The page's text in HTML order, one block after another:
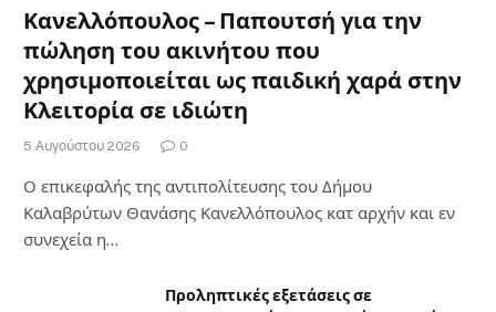
Κανελλόπουλος – Παπουτσή για την
πώληση του ακινήτου που
χρησιμοποιείται ως παιδική χαρά στην
Κλειτορία σε ιδιώτη
5 Αυγούστου 2026 0
Ο επικεφαλής της αντιπολίτευσης του Δήμου
Καλαβρύτων Θανάσης Κανελλόπουλος κατ αρχήν και εν
συνεχεία η…
Προληπτικές εξετάσεις σε